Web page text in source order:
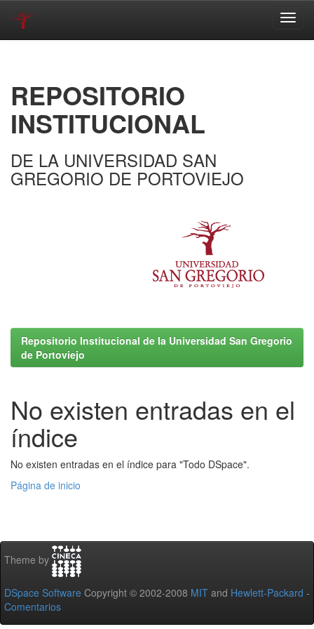
REPOSITORIO
INSTITUCIONAL
DE LA UNIVERSIDAD SAN
GREGORIO DE PORTOVIEJO
Repositorio Institucional de la Universidad San Gregorio
de Portoviejo
No existen entradas en el
índice
No existen entradas en el índice para "Todo DSpace".
Página de inicio
Theme by
DSpace Software Copyright © 2002-2008 MIT and Hewlett-Packard -
Comentarios